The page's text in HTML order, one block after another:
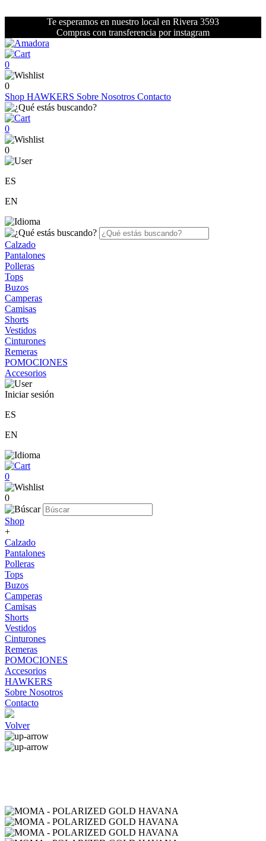
Te esperamos en nuestro local en Rivera 3593
Compras con transferencia por instagram
0
0
Shop HAWKERS Sobre Nosotros Contacto
0
0
ES
EN
Calzado
Pantalones
Polleras
Tops
Buzos
Camperas
Camisas
Shorts
Vestidos
Cinturones
Remeras
POMOCIONES
Accesorios
Iniciar sesión
ES
EN
0
0
Shop
+
Calzado
Pantalones
Polleras
Tops
Buzos
Camperas
Camisas
Shorts
Vestidos
Cinturones
Remeras
POMOCIONES
Accesorios
HAWKERS
Sobre Nosotros
Contacto
Volver